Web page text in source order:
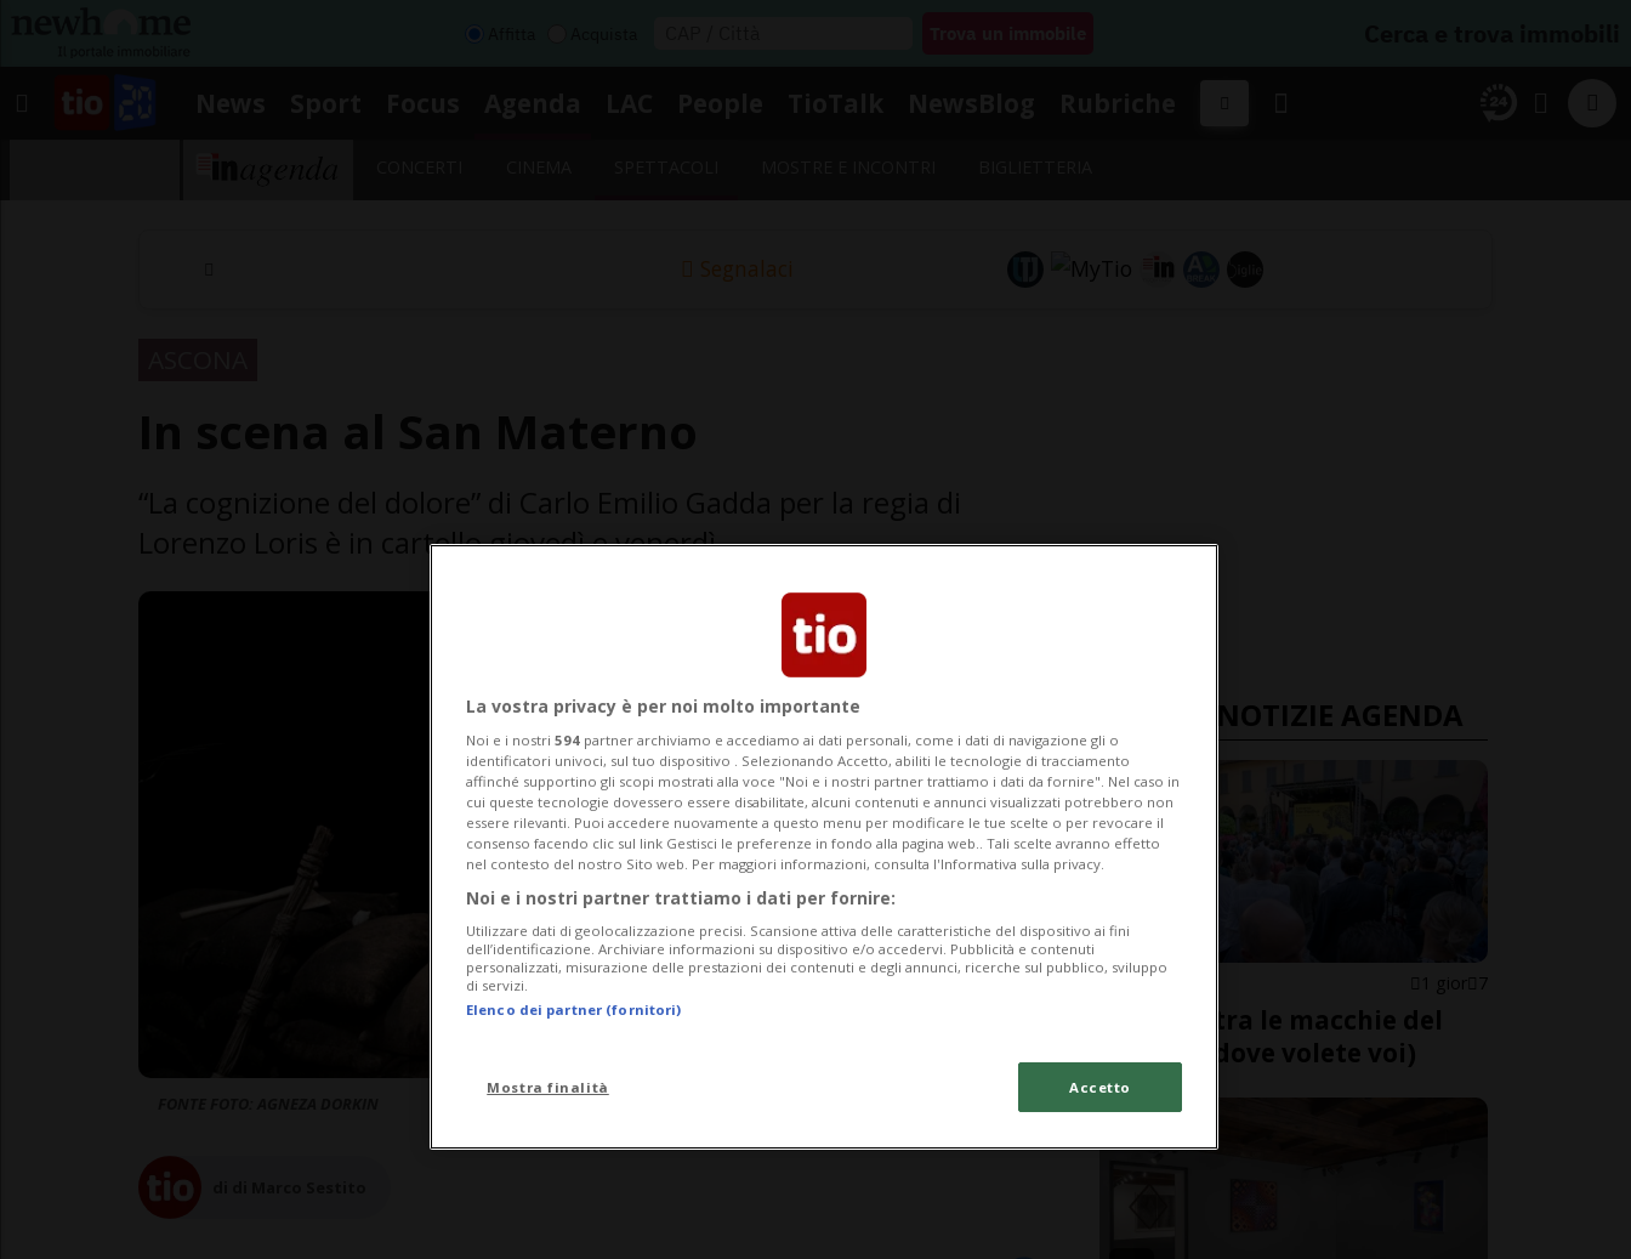
Segnalaci
Lorenzo Loris è in cartello giovedì e venerdì
ULTIME NOTIZIE AGENDA
AGENDONE 1 gior 7
Perdersi tra le macchie del
Pardo (o dove volete voi)
La vostra privacy è per noi molto importante
Noi e i nostri 594 partner archiviamo e accediamo ai dati personali, come i dati di navigazione gli o
identificatori univoci, sul tuo dispositivo . Selezionando Accetto, abiliti le tecnologie di tracciamento
affinché supportino gli scopi mostrati alla voce "Noi e i nostri partner trattiamo i dati da fornire". Nel caso in
cui queste tecnologie dovessero essere disabilitate, alcuni contenuti e annunci visualizzati potrebbero non
essere rilevanti. Puoi accedere nuovamente a questo menu per modificare le tue scelte o per revocare il
consenso facendo clic sul link Gestisci le preferenze in fondo alla pagina web.. Tali scelte avranno effetto
nel contesto del nostro Sito web. Per maggiori informazioni, consulta l'Informativa sulla privacy.
Noi e i nostri partner trattiamo i dati per fornire:
Utilizzare dati di geolocalizzazione precisi. Scansione attiva delle caratteristiche del dispositivo ai fini
dell’identificazione. Archiviare informazioni su dispositivo e/o accedervi. Pubblicità e contenuti
personalizzati, misurazione delle prestazioni dei contenuti e degli annunci, ricerche sul pubblico, sviluppo
di servizi.
Elenco dei partner (fornitori)
Mostra finalità Accetto